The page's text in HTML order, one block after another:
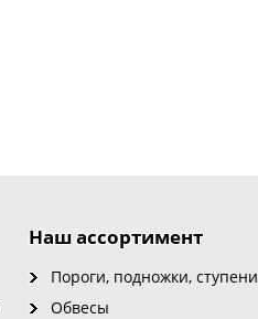
Наш ассортимент
Пороги, подножки, ступени
Обвесы